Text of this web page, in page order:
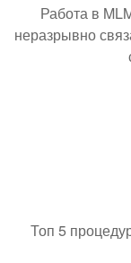
Работа в
неразрывно
Топ 5